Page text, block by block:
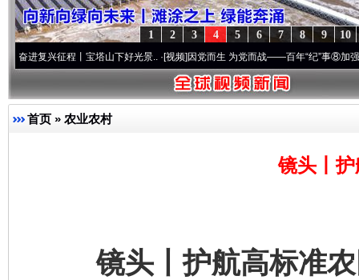
10
9
8
7
6
5
4
3
2
1
征程丨宝塔山下好光景..·[视频]因党而生 为党而战——百年“纪”事⑧加强纪律..·[视
首页 » 农业农村
镜头丨
镜头丨护航高标准农